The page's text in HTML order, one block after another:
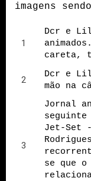
imagens
Dcr e
careta,
Dcr e
mão na
Jornal
seguinte
Jet-Set
se que o